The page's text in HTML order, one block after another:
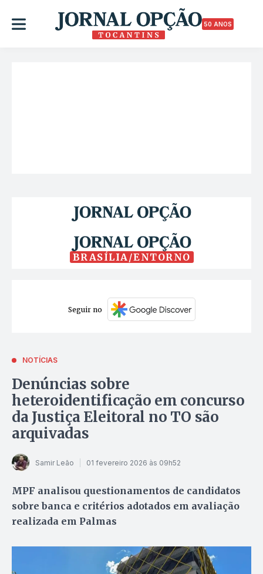
50 ANOS
BRASÍLIA/ENTORNO
Seguir no
NOTÍCIAS
Denúncias sobre
heteroidentificação em concurso
da Justiça Eleitoral no TO são
arquivadas
Samir Leão 01 fevereiro 2026 às 09h52
MPF analisou questionamentos de candidatos
sobre banca e critérios adotados em avaliação
realizada em Palmas